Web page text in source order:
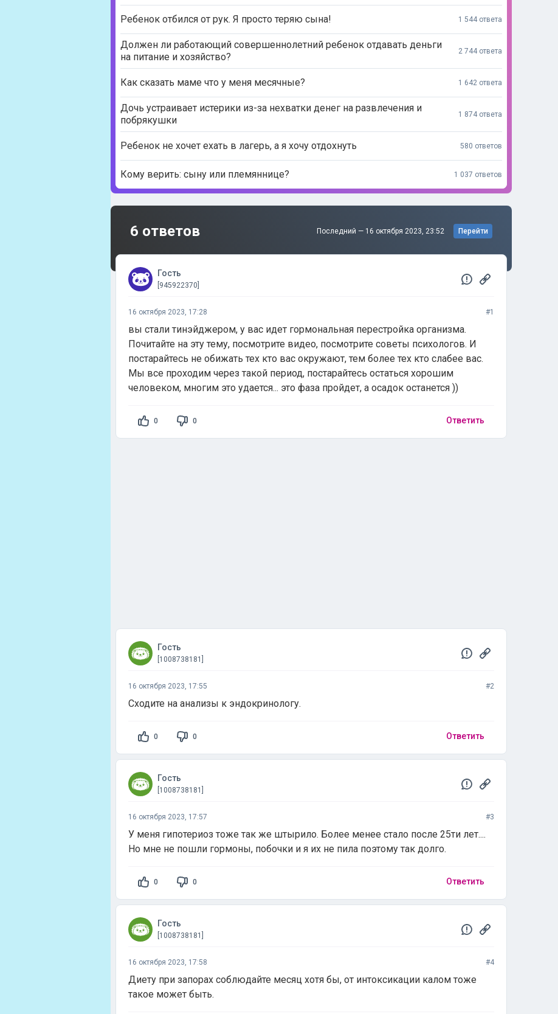
Ребенок отбился от рук. Я просто теряю сына! 1 544 ответа
Должен ли работающий совершеннолетний ребенок отдавать деньги
на питание и хозяйство?
2 744 ответа
Как сказать маме что у меня месячные? 1 642 ответа
Дочь устраивает истерики из-за нехватки денег на развлечения и
побрякушки
1 874 ответа
Ребенок не хочет ехать в лагерь, а я хочу отдохнуть 580 ответов
Кому верить: сыну или племяннице? 1 037 ответов
6 ответов Последний — 16 октября 2023, 23:52 Перейти
Гость
[945922370]
16 октября 2023, 17:28 #1
вы стали тинэйджером, у вас идет гормональная перестройка организма.
Почитайте на эту тему, посмотрите видео, посмотрите советы психологов. И
постарайтесь не обижать тех кто вас окружают, тем более тех кто слабее вас.
Мы все проходим через такой период, постарайтесь остаться хорошим
человеком, многим это удается... это фаза пройдет, а осадок останется ))
0 0 Ответить
Гость
[1008738181]
16 октября 2023, 17:55 #2
Сходите на анализы к эндокринологу.
0 0 Ответить
Гость
[1008738181]
16 октября 2023, 17:57 #3
У меня гипотериоз тоже так же штырило. Более менее стало после 25ти лет....
Но мне не пошли гормоны, побочки и я их не пила поэтому так долго.
0 0 Ответить
Гость
[1008738181]
16 октября 2023, 17:58 #4
Диету при запорах соблюдайте месяц хотя бы, от интоксикации калом тоже
такое может быть.